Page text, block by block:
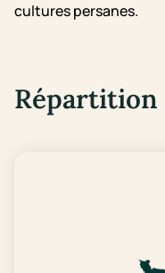
cultures persanes.
Répartition